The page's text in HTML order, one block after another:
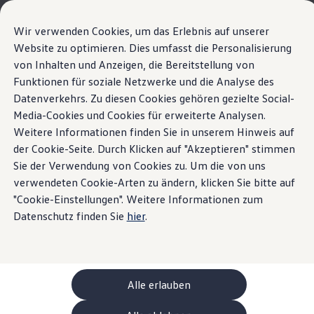
Wir verwenden Cookies, um das Erlebnis auf unserer
Website zu optimieren. Dies umfasst die Personalisierung
von Inhalten und Anzeigen, die Bereitstellung von
Funktionen für soziale Netzwerke und die Analyse des
Datenverkehrs. Zu diesen Cookies gehören gezielte Social-
Media-Cookies und Cookies für erweiterte Analysen.
Weitere Informationen finden Sie in unserem Hinweis auf
der Cookie-Seite. Durch Klicken auf "Akzeptieren" stimmen
Sie der Verwendung von Cookies zu. Um die von uns
verwendeten Cookie-Arten zu ändern, klicken Sie bitte auf
"Cookie-Einstellungen". Weitere Informationen zum
Datenschutz finden Sie hier.
Alle erlauben
Passer
au
contenu
principal
Sauter
au
pied
de
page
La nouvelle ID. Polo
Points forts Détails et équipements
Votre configuration
Modèles spéciaux UNITED
Conseil et achat
Offres actuelles
Clients professionnels et gestion de flotte
Véhicules en stock
Occasions
Financement
Calculateur de leasing
Électromobilité
Coûts et financement
Recharge et autonomie
Recharger à domicile
Recharger en déplacement
Simulateur de temps de recharge
Simulateur d’autonomie
ChargeOn
Technologie et batterie
Accueil Modèles et configurateur Nouvelle ID. Polo
Ce qui se cache dans
Détails et équipements
Toit panoramique
Vues sur le ciel.